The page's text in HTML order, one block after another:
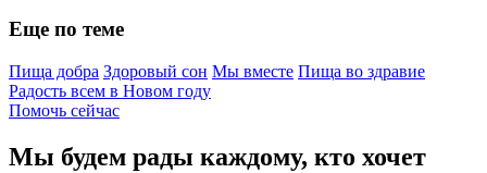
Еще по теме
Пища добра Здоровый сон Мы вместе Пища во здравие
Радость всем в Новом году
Помочь сейчас
Мы будем рады каждому, кто хочет